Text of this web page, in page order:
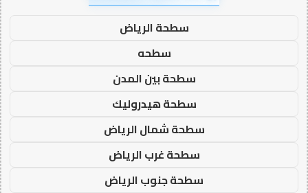
سطحة الرياض
سطحه
سطحة بين المدن
سطحة هيدروليك
سطحة شمال الرياض
سطحة غرب الرياض
سطحة جنوب الرياض